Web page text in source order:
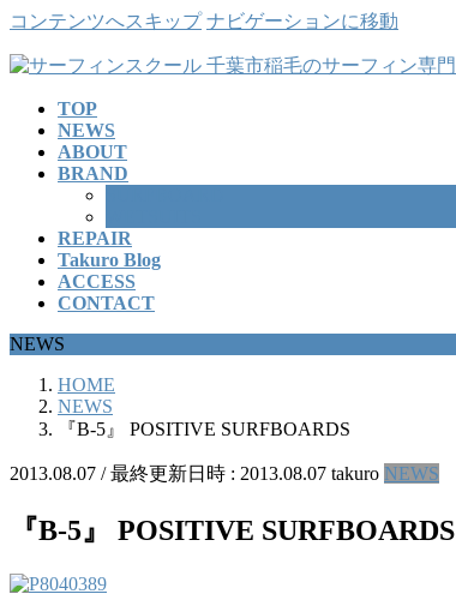
コンテンツへスキップ ナビゲーションに移動
TOP
NEWS
ABOUT
BRAND
REPAIR
Takuro Blog
ACCESS
CONTACT
NEWS
HOME
NEWS
『B-5』 POSITIVE SURFBOARDS
2013.08.07 / 最終更新日時 : 2013.08.07 takuro NEWS
『B-5』 POSITIVE SURFBOARDS